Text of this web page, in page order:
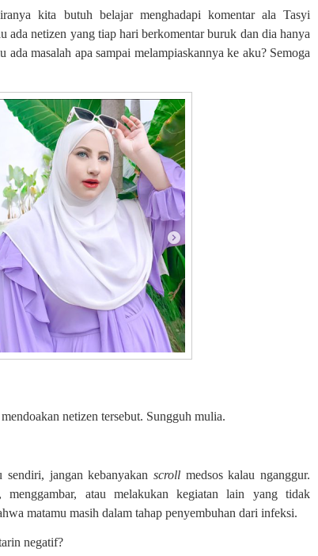
kita butuh belajar menghadapi komentar ala Tasyi
ada netizen yang tiap hari berkomentar buruk dan dia hanya
ada masalah apa sampai melampiaskannya ke aku? Semoga
netizen tersebut. Sungguh mulia.
jangan kebanyakan scroll medsos kalau nganggur.
atau melakukan kegiatan lain yang tidak
matamu masih dalam tahap penyembuhan dari infeksi.
negatif?